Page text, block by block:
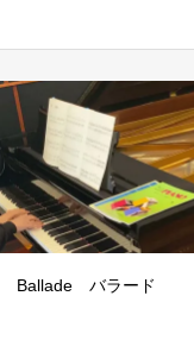
Ballade バラード